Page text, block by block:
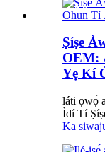
Ṣíṣe
OEM:
Yẹ Kí
láti ọwọ́
Ìdí Tí
Ka